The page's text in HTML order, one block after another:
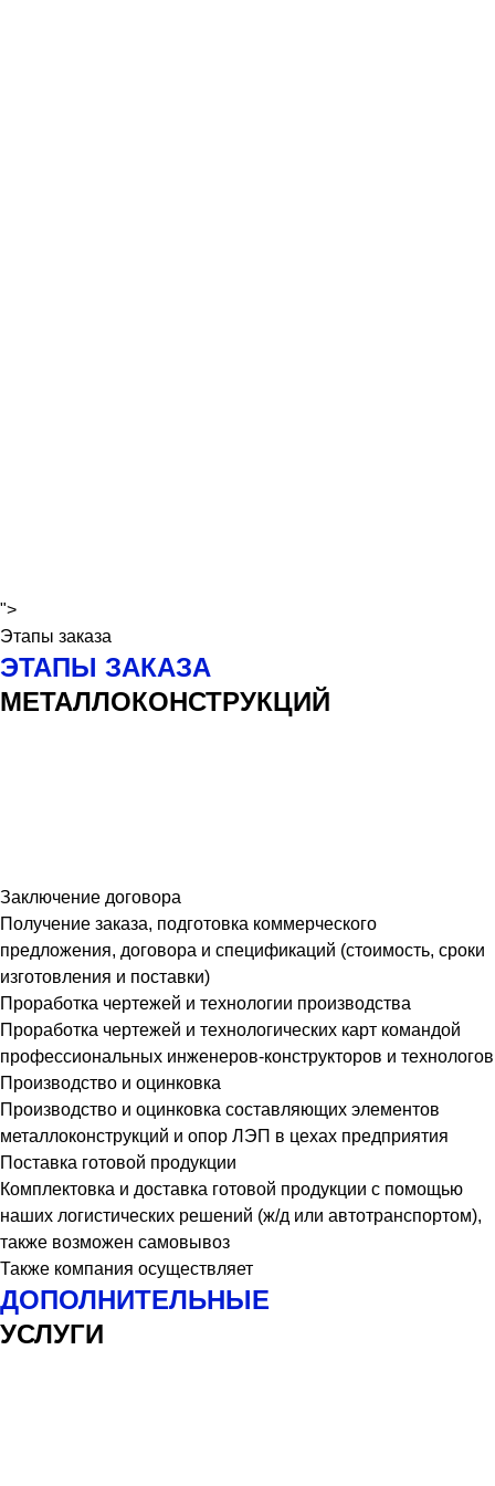
">
Этапы заказа
ЭТАПЫ ЗАКАЗА
МЕТАЛЛОКОНСТРУКЦИЙ
Заключение договора
Получение заказа, подготовка коммерческого
предложения, договора и спецификаций (стоимость, сроки
изготовления и поставки)
Проработка чертежей и технологии производства
Проработка чертежей и технологических карт командой
профессиональных инженеров-конструкторов и технологов
Производство и оцинковка
Производство и оцинковка составляющих элементов
металлоконструкций и опор ЛЭП в цехах предприятия
Поставка готовой продукции
Комплектовка и доставка готовой продукции с помощью
наших логистических решений (ж/д или автотранспортом),
также возможен самовывоз
Также компания осуществляет
ДОПОЛНИТЕЛЬНЫЕ
УСЛУГИ